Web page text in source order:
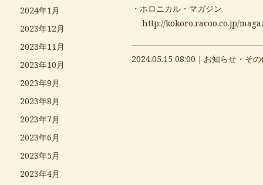
2024年1月
2023年12月
2023年11月
2023年10月
2023年9月
2023年8月
2023年7月
2023年6月
2023年5月
2023年4月
・ホロニカル・マガジン
http://kokoro.racoo.co.jp/
2024.05.15 08:00｜ お知らせ・そ